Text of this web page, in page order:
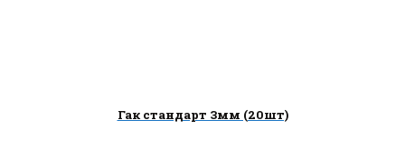
Гак стандарт 3мм (20шт)